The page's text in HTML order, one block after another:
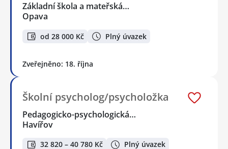
Základní škola a mateřská…
Opava
od 28 000 Kč Plný úvazek
Zveřejněno: 18. října
Školní psycholog/psycholožka
Pedagogicko-psychologická…
Havířov
32 820 – 40 780 Kč Plný úvazek